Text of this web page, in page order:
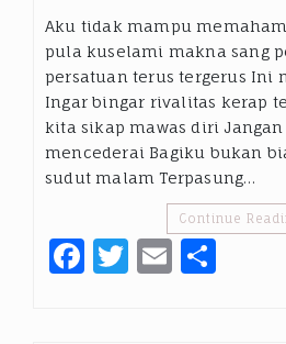
Aku tidak mampu
pula kuselami makna sang
persatuan terus tergerus Ini
Ingar bingar rivalitas kerap
kita sikap mawas diri Jangan
mencederai Bagiku bukan
sudut malam Terpasung…
Continue
Facebook
Twitter
Email